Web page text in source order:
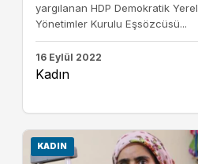
yargılanan HDP Demokratik Yerel
Yönetimler Kurulu Eşsözcüsü...
16 Eylül 2022
Kadın
KADIN